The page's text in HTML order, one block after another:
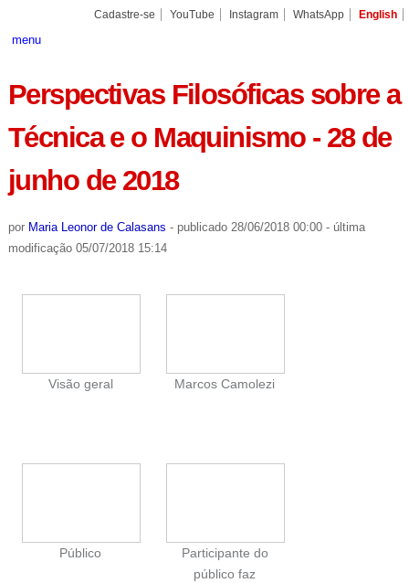
conteúdo.
para
Cadastre-se YouTube Instagram WhatsApp English
menu
Perspectivas Filosóficas sobre a
Técnica e o Maquinismo - 28 de
junho de 2018
por Maria Leonor de Calasans - publicado28/06/2018 00:00 - última
modificação05/07/2018 15:14
Visão geral Marcos Camolezi
Público
Participante do
público faz